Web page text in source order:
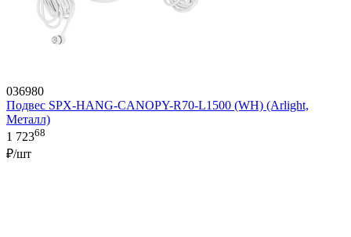
036980
Подвес SPX-HANG-CANOPY-R70-L1500 (WH) (Arlight,
Металл)
1 72368
₽/шт